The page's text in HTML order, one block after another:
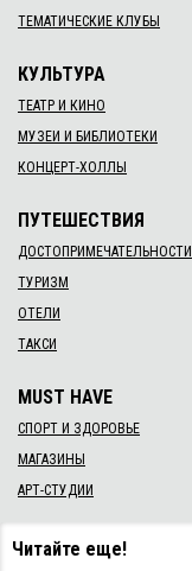
ТЕМАТИЧЕСКИЕ КЛУБЫ
КУЛЬТУРА
ТЕАТР И КИНО
МУЗЕИ И БИБЛИОТЕКИ
КОНЦЕРТ-ХОЛЛЫ
ПУТЕШЕСТВИЯ
ДОСТОПРИМЕЧАТЕЛЬНОСТИ
ТУРИЗМ
ОТЕЛИ
ТАКСИ
MUST HAVE
СПОРТ И ЗДОРОВЬЕ
МАГАЗИНЫ
АРТ-СТУДИИ
Читайте еще!